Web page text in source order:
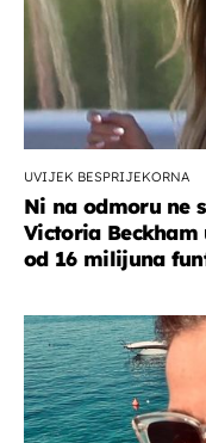
UVIJEK BESPRIJEKORNA
Ni na odmoru ne
Victoria
od 16 milijuna